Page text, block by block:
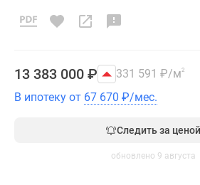
13 383 000 ₽ 331 591 ₽/м2
В ипотеку от 67 670 ₽/мес.
Следить за ценой
обновлено 9 августа